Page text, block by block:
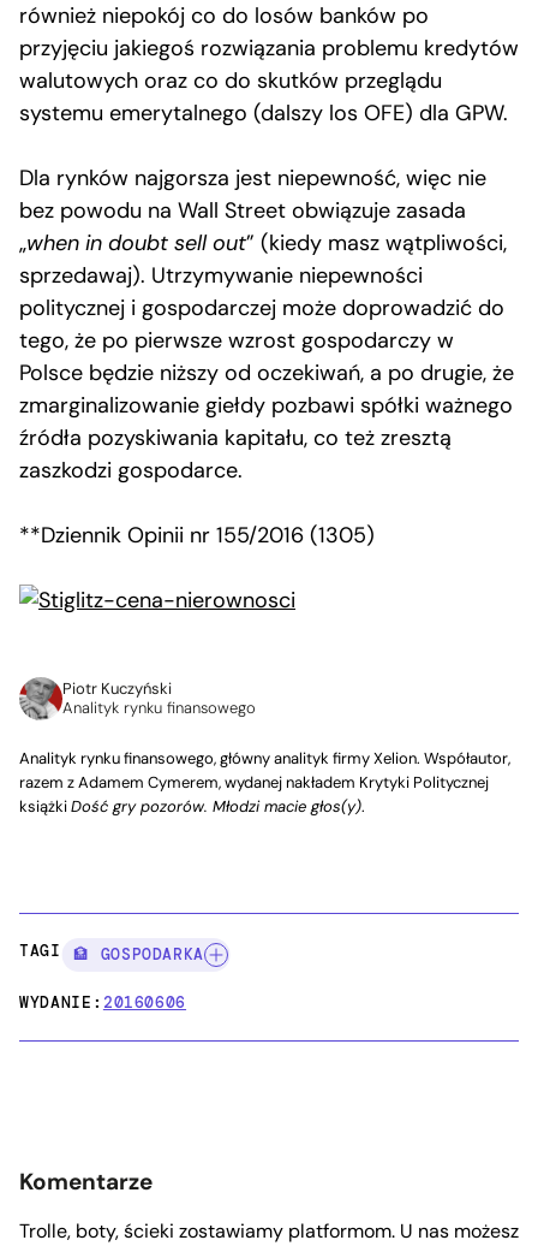
również niepokój co do losów banków po
przyjęciu jakiegoś rozwiązania problemu kredytów
walutowych oraz co do skutków przeglądu
systemu emerytalnego (dalszy los OFE) dla GPW.
Dla rynków najgorsza jest niepewność, więc nie
bez powodu na Wall Street obwiązuje zasada
„when in doubt sell out” (kiedy masz wątpliwości,
sprzedawaj). Utrzymywanie niepewności
politycznej i gospodarczej może doprowadzić do
tego, że po pierwsze wzrost gospodarczy w
Polsce będzie niższy od oczekiwań, a po drugie, że
zmarginalizowanie giełdy pozbawi spółki ważnego
źródła pozyskiwania kapitału, co też zresztą
zaszkodzi gospodarce.
**Dziennik Opinii nr 155/2016 (1305)
Piotr Kuczyński
Analityk rynku finansowego
Analityk rynku finansowego, główny analityk firmy Xelion. Współautor,
razem z Adamem Cymerem, wydanej nakładem Krytyki Politycznej
książkiDość gry pozorów. Młodzi macie głos(y).
TAGI: 🏦 GOSPODARKA
WYDANIE:20160606
Komentarze
Trolle, boty, ścieki zostawiamy platformom. U nas możesz